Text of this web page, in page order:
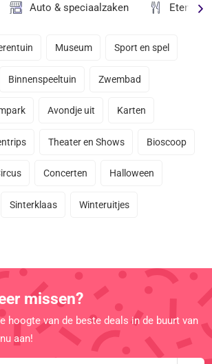
Auto & speciaalzaken Eten &
Museum Sport en spel
Binnenspeeltuin Zwembad
Avondje uit Karten
Theater en Shows Bioscoop
Concerten Halloween
Sinterklaas Winteruitjes
missen?
hoogte van de beste deals in de buurt van
aan!